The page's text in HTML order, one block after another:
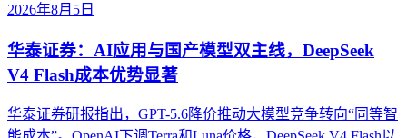
2026年8月5日
华泰证券：AI应用与国产模型双主线，DeepSeek
V4 Flash成本优势显著
华泰证券研报指出，GPT-5.6降价推动大模型竞争转向“同等智